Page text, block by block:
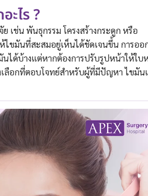
ะไร ?
เช่น พันธุกรรม โครงสร้างกระดูก หรือ
ไขมันที่สะสมอยู่เห็นได้ชัดเจนขึ้น การออ
นได้บ้างแต่หากต้องการปรับรูปหน้าให้ใบ
เลือกที่ตอบโจทย์สำหรับผู้ที่มีปัญหา ไขมั